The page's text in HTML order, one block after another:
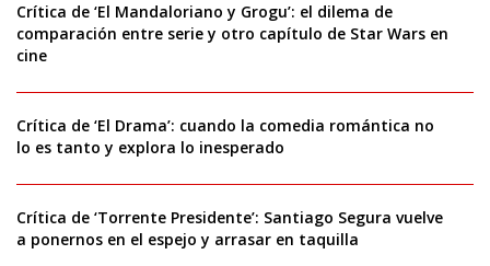
Crítica de ‘El Mandaloriano y Grogu’: el dilema de
comparación entre serie y otro capítulo de Star Wars en
cine
Crítica de ‘El Drama’: cuando la comedia romántica no
lo es tanto y explora lo inesperado
Crítica de ‘Torrente Presidente’: Santiago Segura vuelve
a ponernos en el espejo y arrasar en taquilla